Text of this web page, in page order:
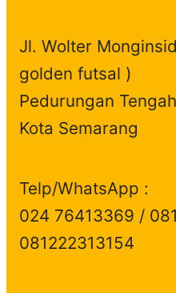
Jl. Wolter
golden futsal )
Pedurungan
Kota Semarang
Telp/WhatsApp :
024 76413369 /
081222313154